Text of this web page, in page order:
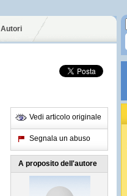
Autori
Vedi articolo originale
Segnala un abuso
A proposito dell'autore